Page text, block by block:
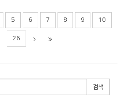
5 6 7 8 9 10
26
검색